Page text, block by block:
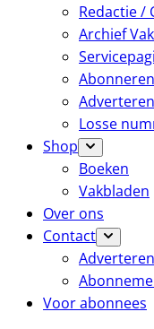
Redactie /
Archief
Abonneren
Adverteren
Losse
Shop
Boeken
Vakbladen
Over ons
Contact
Adverteren
Voor abonnees